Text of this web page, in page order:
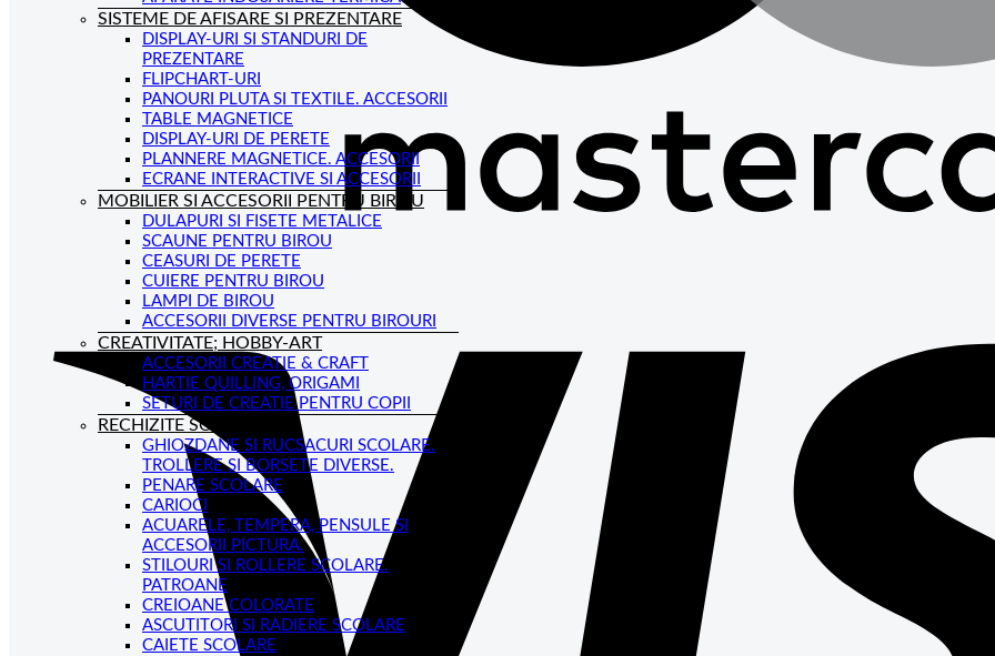
SISTEME DE AFISARE SI PREZENTARE
DISPLAY-URI SI STANDURI DE
PREZENTARE
FLIPCHART-URI
PANOURI PLUTA SI TEXTILE. ACCESORII
TABLE MAGNETICE
DISPLAY-URI DE PERETE
PLANNERE MAGNETICE. ACCESORII
ECRANE INTERACTIVE SI ACCESORII
MOBILIER SI ACCESORII PENTRU BIROU
DULAPURI SI FISETE METALICE
SCAUNE PENTRU BIROU
CEASURI DE PERETE
CUIERE PENTRU BIROU
LAMPI DE BIROU
ACCESORII DIVERSE PENTRU BIROURI
CREATIVITATE; HOBBY-ART
ACCESORII CREATIE & CRAFT
HARTIE QUILLING, ORIGAMI
SETURI DE CREATIE PENTRU COPII
RECHIZITE SCOLARE
GHIOZDANE SI RUCSACURI SCOLARE.
TROLLERE SI BORSETE DIVERSE.
PENARE SCOLARE
CARIOCI
ACUARELE, TEMPERA, PENSULE SI
ACCESORII PICTURA.
STILOURI SI ROLLERE SCOLARE.
PATROANE
CREIOANE COLORATE
ASCUTITORI SI RADIERE SCOLARE
CAIETE SCOLARE